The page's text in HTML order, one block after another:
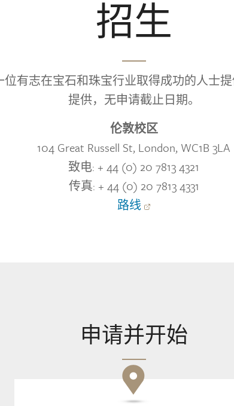
招生
位有志在宝石和珠宝行业取得成功的人士
提供，无申请截止日期。
伦敦校区
104 Great Russell St, London, WC1B 3LA
致电: + 44 (0) 20 7813 4321
传真: + 44 (0) 20 7813 4331
路线
申请并开始